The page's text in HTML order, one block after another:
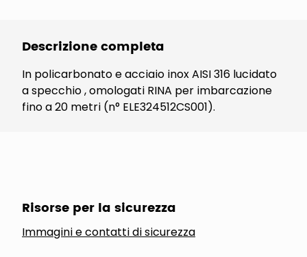
Descrizione completa
In policarbonato e acciaio inox AISI 316 lucidato
a specchio , omologati RINA per imbarcazione
fino a 20 metri (n° ELE324512CS001).
Risorse per la sicurezza
Immagini e contatti di sicurezza